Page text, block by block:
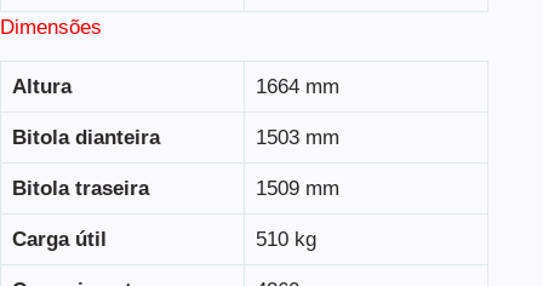
Dimensões
Altura 1664 mm
Bitola dianteira 1503 mm
Bitola traseira 1509 mm
Carga útil 510 kg